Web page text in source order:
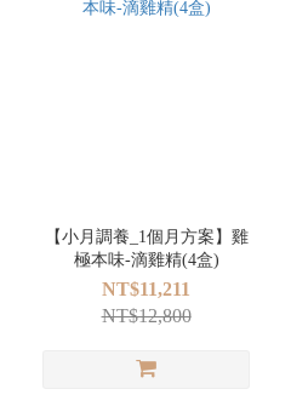
【小月調養_1個月方案】雞
極本味-滴雞精(4盒)
NT$11,211
NT$12,800